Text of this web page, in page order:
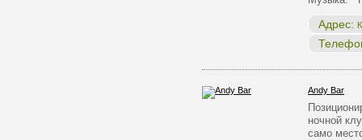
Адрес:
Andy Bar
ночной
само